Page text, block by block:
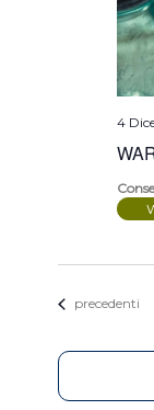
4
Eventi
precedenti